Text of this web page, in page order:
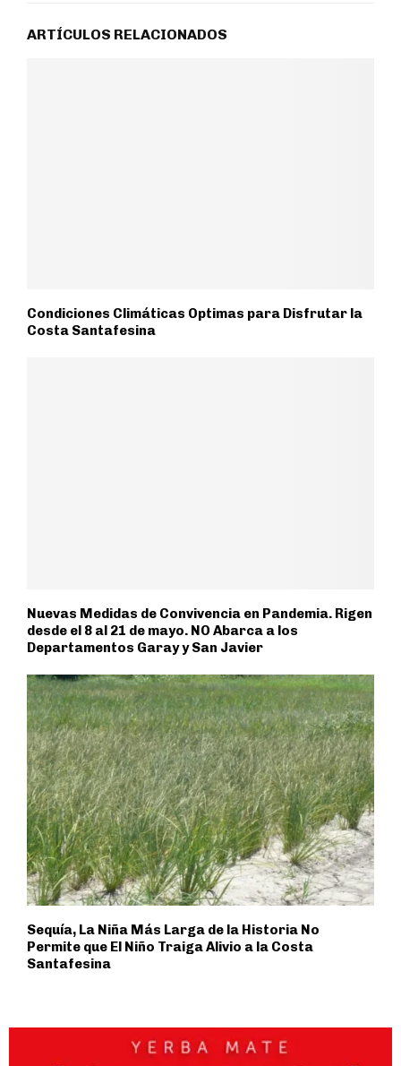
ARTÍCULOS RELACIONADOS
Condiciones Climáticas Optimas para Disfrutar la
Costa Santafesina
Nuevas Medidas de Convivencia en Pandemia. Rigen
desde el 8 al 21 de mayo. NO Abarca a los
Departamentos Garay y San Javier
Sequía, La Niña Más Larga de la Historia No
Permite que El Niño Traiga Alivio a la Costa
Santafesina